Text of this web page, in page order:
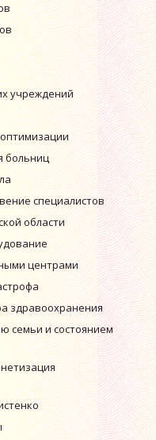
учреждений
больниц
специалистов
области
центрами
здравоохранения
семьи и состоянием